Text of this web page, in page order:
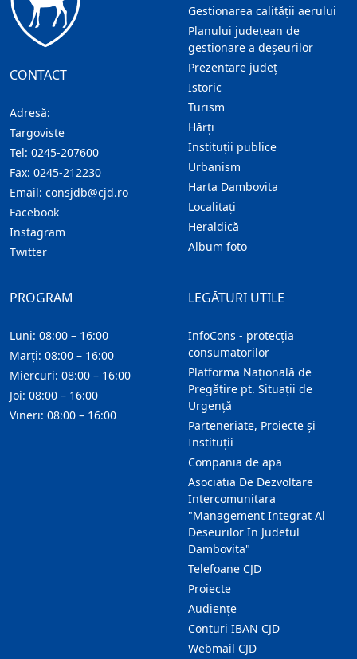
CONTACT
Adresă:
Targoviste
Tel: 0245-207600
Fax: 0245-212230
Email: consjdb@cjd.ro
Facebook
Instagram
Twitter
Gestionarea calității aerului
Planului județean de
gestionare a deșeurilor
Prezentare judeţ
Istoric
Turism
Hărţi
Instituţii publice
Urbanism
Harta Dambovita
Localitaţi
Heraldică
Album foto
LEGĂTURI UTILE
InfoCons - protecția
consumatorilor
Platforma Națională de
Pregătire pt. Situații de
Urgență
Parteneriate, Proiecte și
Instituții
Compania de apa
Asociatia De Dezvoltare
Intercomunitara
"Management Integrat Al
Deseurilor In Judetul
Dambovita"
Telefoane CJD
Proiecte
Audienţe
Conturi IBAN CJD
Webmail CJD
PROGRAM
Luni: 08:00 – 16:00
Marți: 08:00 – 16:00
Miercuri: 08:00 – 16:00
Joi: 08:00 – 16:00
Vineri: 08:00 – 16:00